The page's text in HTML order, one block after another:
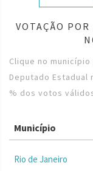
VOTAÇÃO
Clique no
Deputado Estadual
% dos votos
Município
Rio de Janeiro